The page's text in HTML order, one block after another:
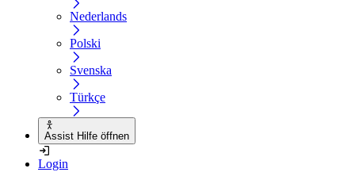
Nederlands
Polski
Svenska
Türkçe
Assist Hilfe öffnen
Login